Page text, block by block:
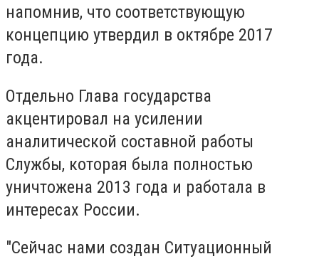
напомнив, что соответствующую
концепцию утвердил в октябре 2017
года.
Отдельно Глава государства
акцентировал на усилении
аналитической составной работы
Службы, которая была полностью
уничтожена 2013 года и работала в
интересах России.
"Сейчас нами создан Ситуационный